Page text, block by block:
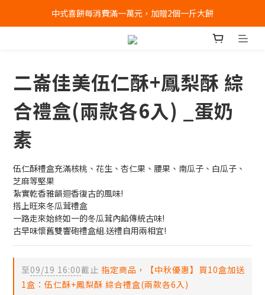
全店消費滿千免運 (不含冰淇淋冷凍宅配)
全店消費滿千免運 (不含冰淇淋冷凍宅配)
中式喜餅每消費滿一萬元，加贈2個一斤大餅
二崙佳美伍仁酥+鳳梨酥 綜
合禮盒(兩款各6入) _蛋奶
素
伍仁酥禮盒充滿核桃、花生、杏仁果、腰果、南瓜子、白瓜子、
芝麻等堅果
紮實乾香雅韻迴香復古的風味!
搭上旺來冬瓜茸禮盒
一路走來始終如一的冬瓜茸內餡傳統古味!
古早味懷舊雙響砲禮盒組.送禮自用兩相宜!
至09/19 16:00截止 指定商品，【中秋優惠】買10盒加送
1盒：伍仁酥+鳳梨酥 綜合禮盒(兩款各6入)